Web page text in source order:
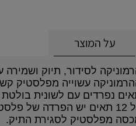
על המוצר
לסידור, תיוק ושמירה
עשוייה מפלסטיק
נפרדים עם לשונית בולטת
פלסטיק קשיח.
מפלסטיק לסגירת התיק.